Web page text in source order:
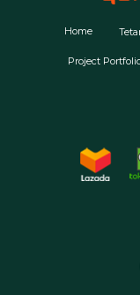
Home
Project